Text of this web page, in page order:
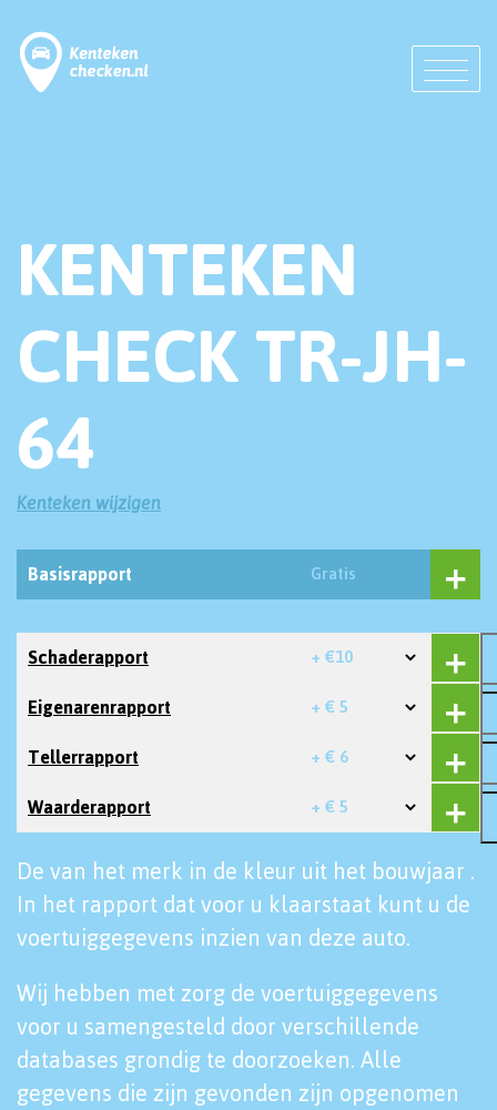
KENTEKEN
CHECK TR-JH-
64
Kenteken wijzigen
Basisrapport Gratis
Schaderapport + €10
Eigenarenrapport + € 5
Tellerrapport + € 6
Waarderapport + € 5
De van het merk in de kleur uit het bouwjaar .
In het rapport dat voor u klaarstaat kunt u de
voertuiggegevens inzien van deze auto.
Wij hebben met zorg de voertuiggegevens
voor u samengesteld door verschillende
databases grondig te doorzoeken. Alle
gegevens die zijn gevonden zijn opgenomen